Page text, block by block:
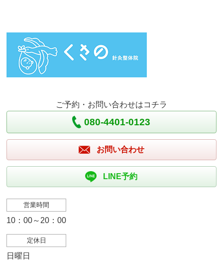
ご予約・お問い合わせはコチラ
080-4401-0123
お問い合わせ
LINE予約
営業時間
10：00～20：00
定休日
日曜日